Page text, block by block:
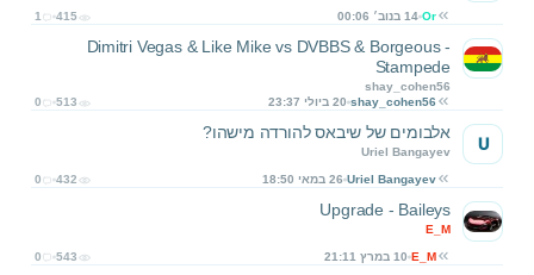
Or 14 בנוב׳ 00:06 1 415
Dimitri Vegas & Like Mike vs DVBBS & Borgeous -
Stampede
shay_cohen56
shay_cohen56 20 ביולי 23:37 0 513
אלבומים של שיבאס להורדה מישהו?
Uriel Bangayev
Uriel Bangayev 26 במאי 18:50 0 432
U
Upgrade - Baileys
E_M
E_M 10 במרץ 21:11 0 543